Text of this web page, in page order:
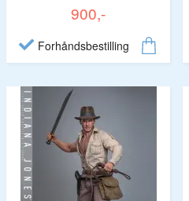
900,-
Forhåndsbestilling